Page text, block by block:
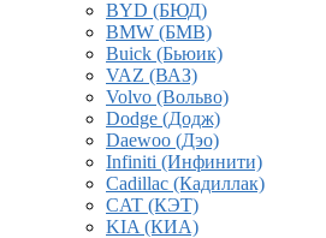
BYD (БЮД)
BMW (БМВ)
Buick (Бьюик)
VAZ (ВАЗ)
Volvo (Вольво)
Dodge (Додж)
Daewoo (Дэо)
Infiniti (Инфинити)
Cadillac (Кадиллак)
CAT (КЭТ)
KIA (КИА)